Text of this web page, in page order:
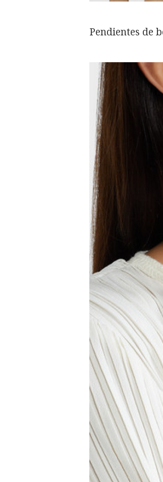
Pendientes de